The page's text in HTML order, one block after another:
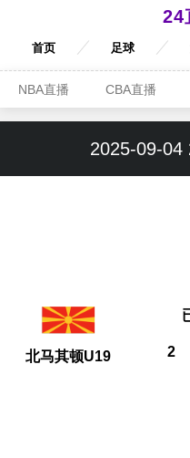
24
首页 足球
NBA直播 CBA直播
2025-09-04
北马其顿U19 2